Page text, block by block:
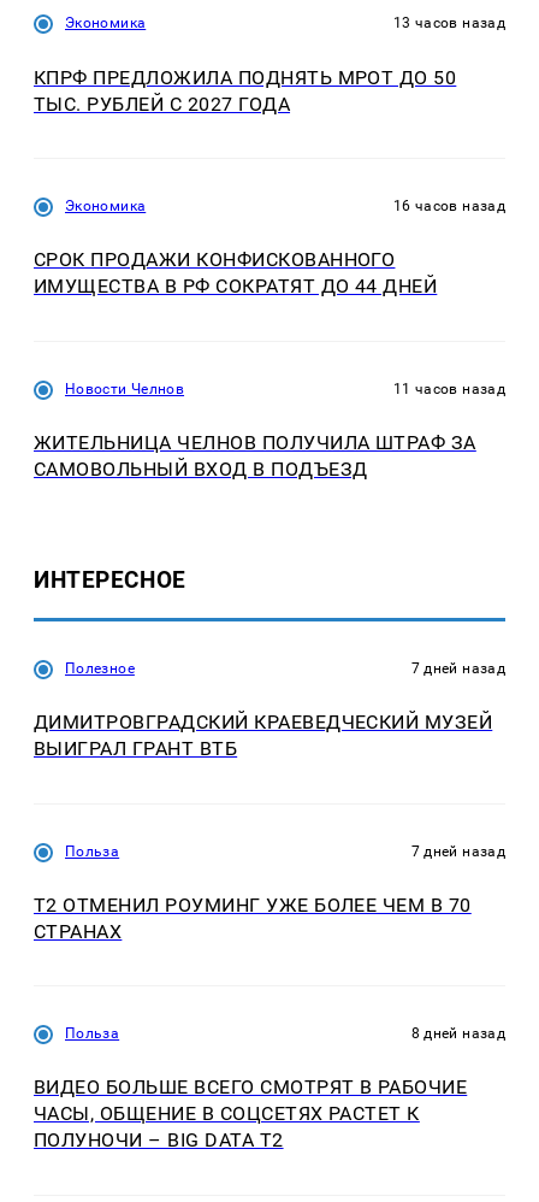
Экономика 13 часов назад
КПРФ ПРЕДЛОЖИЛА ПОДНЯТЬ МРОТ ДО 50
ТЫС. РУБЛЕЙ С 2027 ГОДА
Экономика 16 часов назад
СРОК ПРОДАЖИ КОНФИСКОВАННОГО
ИМУЩЕСТВА В РФ СОКРАТЯТ ДО 44 ДНЕЙ
Новости Челнов 11 часов назад
ЖИТЕЛЬНИЦА ЧЕЛНОВ ПОЛУЧИЛА ШТРАФ ЗА
САМОВОЛЬНЫЙ ВХОД В ПОДЪЕЗД
ИНТЕРЕСНОЕ
Полезное 7 дней назад
ДИМИТРОВГРАДСКИЙ КРАЕВЕДЧЕСКИЙ МУЗЕЙ
ВЫИГРАЛ ГРАНТ ВТБ
Польза 7 дней назад
Т2 ОТМЕНИЛ РОУМИНГ УЖЕ БОЛЕЕ ЧЕМ В 70
СТРАНАХ
Польза 8 дней назад
ВИДЕО БОЛЬШЕ ВСЕГО СМОТРЯТ В РАБОЧИЕ
ЧАСЫ, ОБЩЕНИЕ В СОЦСЕТЯХ РАСТЕТ К
ПОЛУНОЧИ – BIG DATA T2